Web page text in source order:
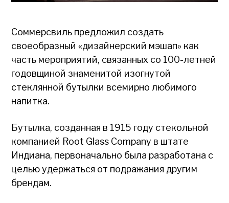
Соммерсвиль предложил создать
своеобразный «дизайнерский мэшап» как
часть мероприятий, связанных со 100-летней
годовщиной знаменитой изогнутой
стеклянной бутылки всемирно любимого
напитка.
Бутылка, созданная в 1915 году стекольной
компанией Root Glass Company в штате
Индиана, первоначально была разработана с
целью удержаться от подражания другим
брендам.